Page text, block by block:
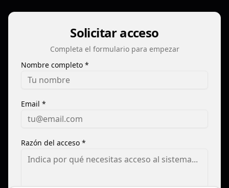
Solicitar acceso
Completa el formulario para empezar
Nombre completo *
Email *
Razón del acceso *